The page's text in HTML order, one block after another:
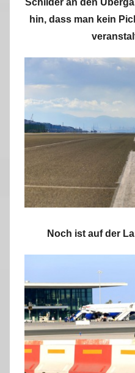
Schilder an den
hin, dass man kein
Noch ist auf der